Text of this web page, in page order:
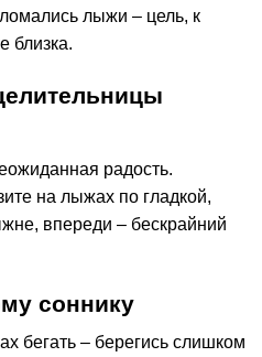
лыжи – цель, к
близка.
радость.
на лыжах по гладкой,
впереди – бескрайний
соннику
бегать – берегись слишком